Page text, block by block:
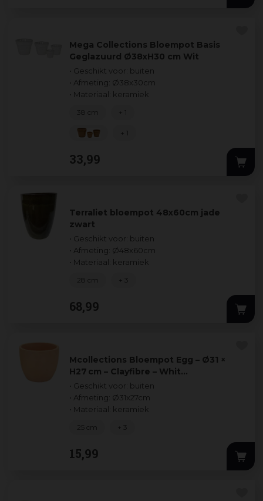
Mega Collections Bloempot Basis
Geglazuurd Ø38xH30 cm Wit
• Geschikt voor: buiten
• Afmeting: Ø38x30cm
• Materiaal: keramiek
33,99
38 cm + 1
+ 1
Terraliet bloempot 48x60cm jade
zwart
• Geschikt voor: buiten
• Afmeting: Ø48x60cm
• Materiaal: keramiek
68,99
28 cm + 3
Mcollections Bloempot Egg – Ø31 ×
H27 cm – Clayfibre – Whit…
• Geschikt voor: buiten
• Afmeting: Ø31x27cm
• Materiaal: keramiek
15,99
25 cm + 3